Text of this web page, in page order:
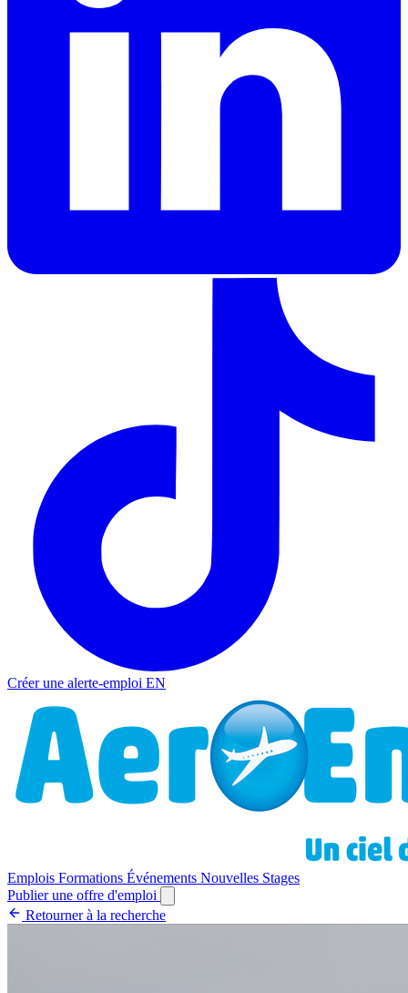
Créer une alerte-emploi EN
Emplois Formations Événements Nouvelles Stages
Publier une offre d'emploi
Retourner à la recherche